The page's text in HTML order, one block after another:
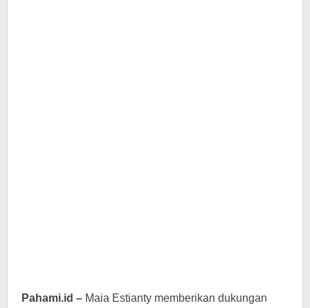
Pahami.id – Maia Estianty memberikan dukungan